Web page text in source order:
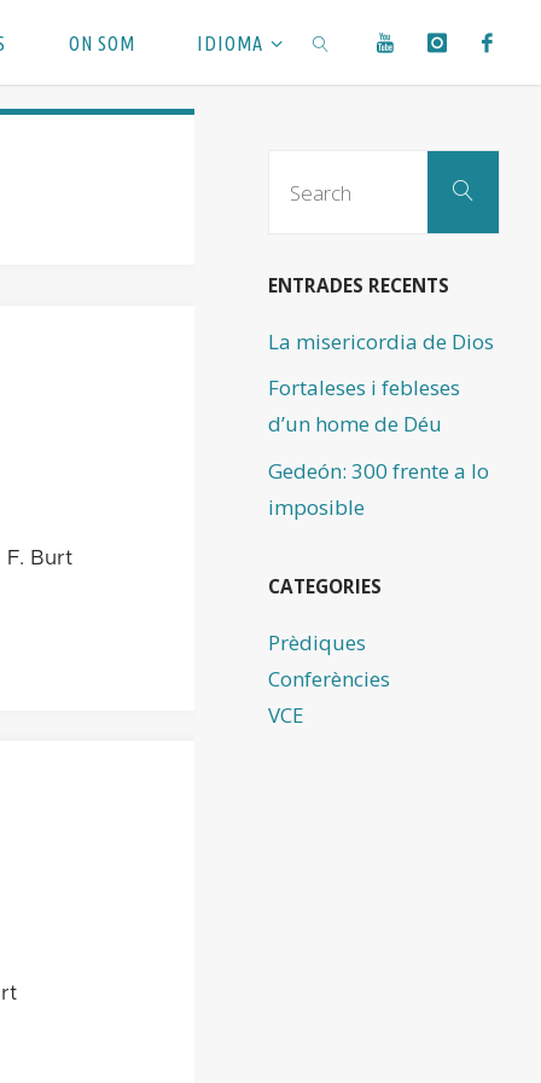
ON SOM IDIOMA
F. Burt
Search
ENTRADES RECENTS
La misericordia de Dios
Fortaleses i febleses
d’un home de Déu
Gedeón: 300 frente a lo
imposible
CATEGORIES
Prèdiques
Conferències
VCE